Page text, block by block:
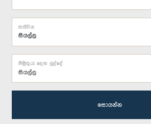
තත්වය
සියල්ල
පිළිතුරු දෙන ලද්දේ
සොයන්න